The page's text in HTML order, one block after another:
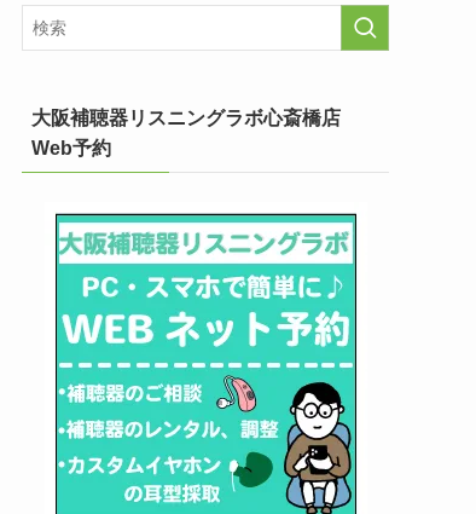
大阪補聴器リスニングラボ心斎橋店
Web予約